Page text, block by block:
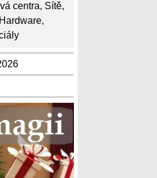
centra, Sítě,
Hardware,